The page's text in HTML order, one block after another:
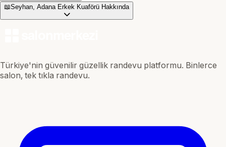
📖Seyhan, Adana Erkek Kuaförü Hakkında
Türkiye'nin güvenilir güzellik randevu platformu. Binlerce
salon, tek tıkla randevu.